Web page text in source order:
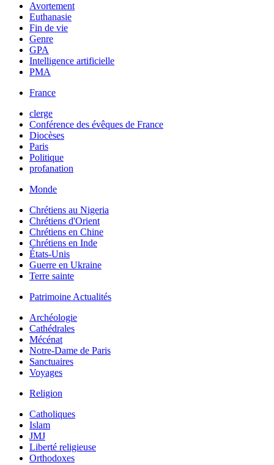
Avortement
Euthanasie
Fin de vie
Genre
GPA
Intelligence artificielle
PMA
France
clerge
Conférence des évêques de France
Diocèses
Paris
Politique
profanation
Monde
Chrétiens au Nigeria
Chrétiens d'Orient
Chrétiens en Chine
Chrétiens en Inde
États-Unis
Guerre en Ukraine
Terre sainte
Patrimoine Actualités
Archéologie
Cathédrales
Mécénat
Notre-Dame de Paris
Sanctuaires
Voyages
Religion
Catholiques
Islam
JMJ
Liberté religieuse
Orthodoxes